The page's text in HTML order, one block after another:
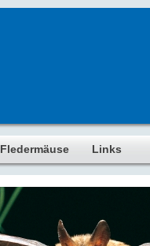
Fledermäuse Links